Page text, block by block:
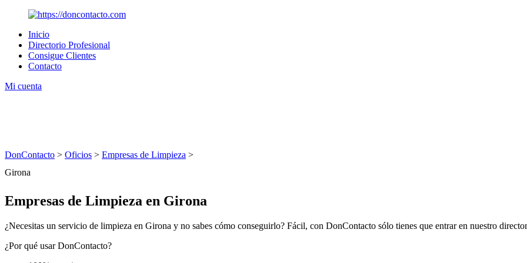
Inicio
Directorio Profesional
Consigue Clientes
Contacto
Mi cuenta
DonContacto > Oficios > Empresas de Limpieza >
Girona
Empresas de Limpieza en Girona
¿Necesitas un servicio de limpieza en Girona y no sabes cómo conseguirlo? Fácil, con DonContacto sólo tienes que entrar en nuestro
¿Por qué usar DonContacto?